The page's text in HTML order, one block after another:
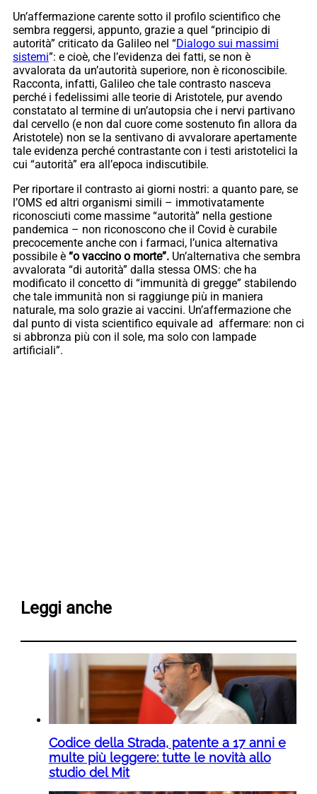
Un’affermazione carente sotto il profilo scientifico che
sembra reggersi, appunto, grazie a quel “principio di
autorità” criticato da Galileo nel “Dialogo sui massimi
sistemi”: e cioè, che l’evidenza dei fatti, se non è
avvalorata da un’autorità superiore, non è riconoscibile.
Racconta, infatti, Galileo che tale contrasto nasceva
perché i fedelissimi alle teorie di Aristotele, pur avendo
constatato al termine di un’autopsia che i nervi partivano
dal cervello (e non dal cuore come sostenuto fin allora da
Aristotele) non se la sentivano di avvalorare apertamente
tale evidenza perché contrastante con i testi aristotelici la
cui “autorità” era all’epoca indiscutibile.
Per riportare il contrasto ai giorni nostri: a quanto pare, se
l’OMS ed altri organismi simili – immotivatamente
riconosciuti come massime “autorità” nella gestione
pandemica – non riconoscono che il Covid è curabile
precocemente anche con i farmaci, l’unica alternativa
possibile è “o vaccino o morte”. Un’alternativa che sembra
avvalorata “di autorità” dalla stessa OMS: che ha
modificato il concetto di “immunità di gregge” stabilendo
che tale immunità non si raggiunge più in maniera
naturale, ma solo grazie ai vaccini. Un’affermazione che
dal punto di vista scientifico equivale ad affermare: non ci
si abbronza più con il sole, ma solo con lampade
artificiali”.
Leggi anche
Codice della Strada, patente a 17 anni e
multe più leggere: tutte le novità allo
studio del Mit